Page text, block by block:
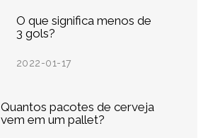
O que significa menos de
3 gols?
2022-01-17
Quantos pacotes de cerveja
vem em um pallet?